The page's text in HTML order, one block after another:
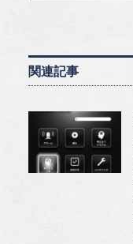
関連記事